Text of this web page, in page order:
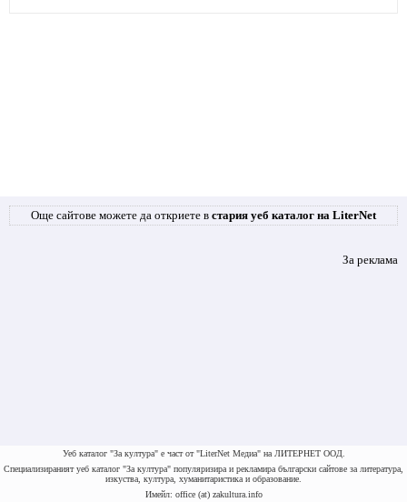
Още сайтове можете да откриете в стария уеб каталог на LiterNet
За реклама
Уеб каталог "За култура" е част от "LiterNet Медиа" на ЛИТЕРНЕТ ООД.
Специализираният уеб каталог "За култура" популяризира и рекламира български сайтове за литература,
изкуства, култура, хуманитаристика и образование.
Имейл: office (at) zakultura.info